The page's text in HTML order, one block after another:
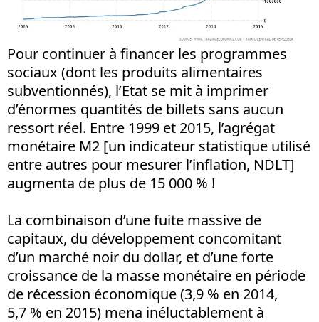
Pour continuer à financer les programmes
sociaux (dont les produits alimentaires
subventionnés), l’Etat se mit à imprimer
d’énormes quantités de billets sans aucun
ressort réel. Entre 1999 et 2015, l’agrégat
monétaire M2 [un indicateur statistique utilisé
entre autres pour mesurer l’inflation, NDLT]
augmenta de plus de 15 000 % !
La combinaison d’une fuite massive de
capitaux, du développement concomitant
d’un marché noir du dollar, et d’une forte
croissance de la masse monétaire en période
de récession économique (3,9 % en 2014,
5,7 % en 2015) mena inéluctablement à